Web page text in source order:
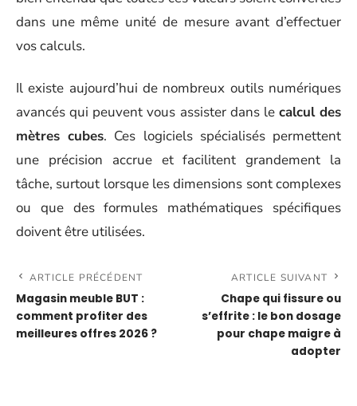
dans une même unité de mesure avant d’effectuer
vos calculs.
Il existe aujourd’hui de nombreux outils numériques
avancés qui peuvent vous assister dans le calcul des
mètres cubes. Ces logiciels spécialisés permettent
une précision accrue et facilitent grandement la
tâche, surtout lorsque les dimensions sont complexes
ou que des formules mathématiques spécifiques
doivent être utilisées.
ARTICLE PRÉCÉDENT
Magasin meuble BUT :
comment profiter des
meilleures offres 2026 ?
ARTICLE SUIVANT
Chape qui fissure ou
s’effrite : le bon dosage
pour chape maigre à
adopter